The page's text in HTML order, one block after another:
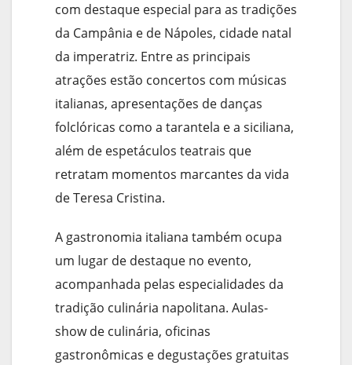
com destaque especial para as tradições
da Campânia e de Nápoles, cidade natal
da imperatriz. Entre as principais
atrações estão concertos com músicas
italianas, apresentações de danças
folclóricas como a tarantela e a siciliana,
além de espetáculos teatrais que
retratam momentos marcantes da vida
de Teresa Cristina.
A gastronomia italiana também ocupa
um lugar de destaque no evento,
acompanhada pelas especialidades da
tradição culinária napolitana. Aulas-
show de culinária, oficinas
gastronômicas e degustações gratuitas